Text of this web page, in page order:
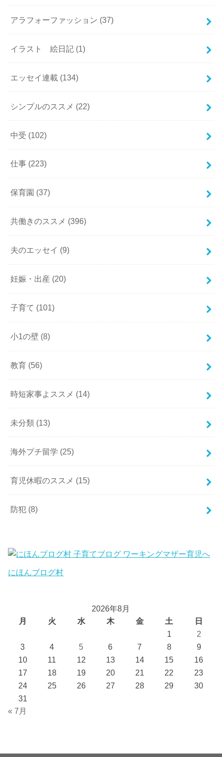
アラフォーファッション (37)
イラスト 絵日記 (1)
エッセイ連載 (134)
シンプルのススメ (22)
中受 (102)
仕事 (223)
保育園 (37)
共働きのススメ (396)
夫のエッセイ (9)
妊娠・出産 (20)
子育て (101)
小1の壁 (8)
教育 (56)
時短家事よススメ (14)
未分類 (13)
海外プチ留学 (25)
育児休暇のススメ (15)
防犯 (8)
にほんブログ村
2026年8月
月
火 水 木 金 土
日
1
2
3
4 5 6 7 8
9
10
11 12 13 14 15
16
17
18 19 20 21 22
23
24
25 26 27 28 29
30
31
« 7月